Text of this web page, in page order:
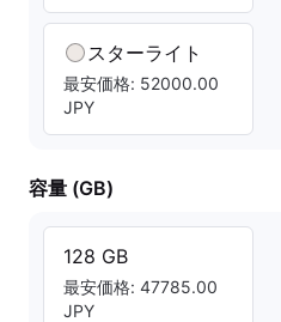
スターライト
最安価格: 52000.00
JPY
容量 (GB)
128 GB
最安価格: 47785.00
JPY